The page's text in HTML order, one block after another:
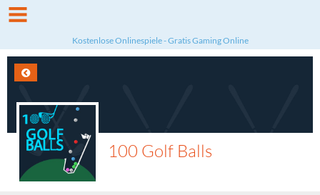
Kostenlose Onlinespiele - Gratis Gaming Online
100 Golf Balls